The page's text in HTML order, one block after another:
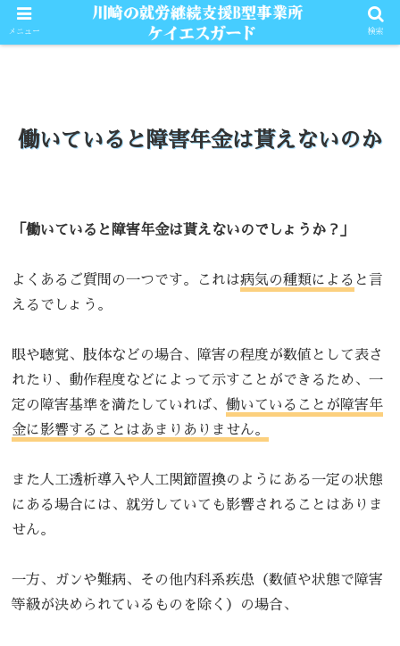
働いていると障害年金は貰えないのか
「働いていると障害年金は貰えないのでしょうか？」
よくあるご質問の一つです。これは病気の種類による と言
えるでしょう。
眼や聴覚、肢体などの場合、障害の程度が数値として表さ
れたり、動作程度などによって示すことができるため、一
定の障害基準を満たしていれば、働いていることが障害年
金に影響することはあまりありません。
また人工透析導入や人工関節置換のようにある一定の状態
にある場合には、就労していても影響されることはありま
せん。
一方、ガンや難病、その他内科系疾患（数値や状態で障害
等級が決められているものを除く）の場合、
メニュー 検索